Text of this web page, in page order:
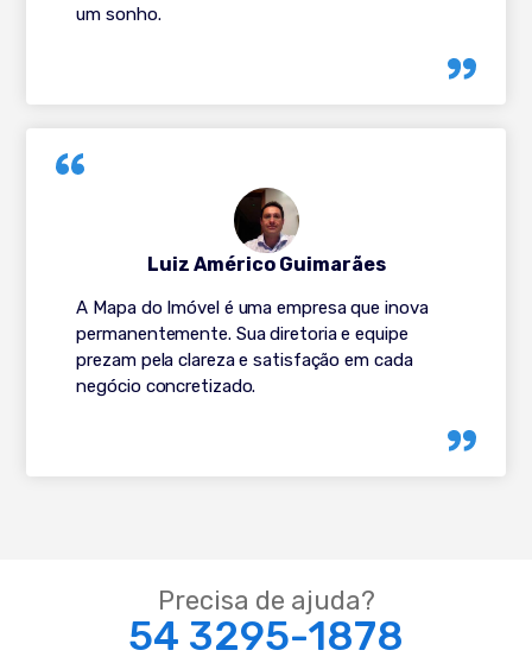
um sonho.
A Mapa do Imóvel é uma empresa que inova
permanentemente. Sua diretoria e equipe
prezam pela clareza e satisfação em cada
negócio concretizado.
Luiz Américo Guimarães
Precisa de ajuda?
54 3295-1878